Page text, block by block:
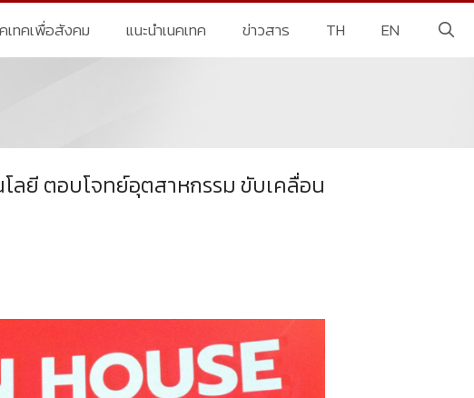
เทคเพื่อสังคม แนะนำเนคเทค ข่าวสาร TH EN
ลยี ตอบโจทย์อุตสาหกรรม ขับเคลื่อน